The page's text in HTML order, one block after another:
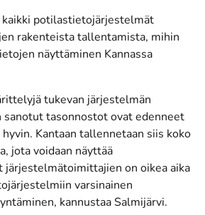
potilastietojärjestelmät
rakenteista tallentamista, mihin
näyttäminen Kannassa
tukevan järjestelmän
tasonnostot ovat edenneet
Kantaan tallennetaan siis koko
jota voidaan näyttää
järjestelmätoimittajien on oikea aika
varsinainen
kannustaa Salmijärvi.